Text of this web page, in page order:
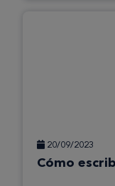
20/09/2023
Cómo